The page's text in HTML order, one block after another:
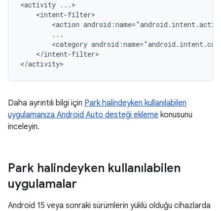
<activity
<action
<category
</intent-filter>
Daha ayrıntılı bilgi için Park halindeyken kullanılabilen
uygulamanıza Android Auto desteği ekleme konusunu
inceleyin.
Park halindeyken kullanılabilen
uygulamalar
Android 15 veya sonraki sürümlerin yüklü olduğu cihazlarda